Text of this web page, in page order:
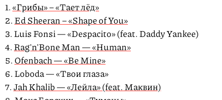
1.«Грибы» – «Тает лёд»
2.Ed Sheeran – «Shape of You»
3. Luis Fonsi — «Despacito» (feat. Daddy Yankee)
4.Rag'n'Bone Man — «Human»
5.Ofenbach — «Be Mine»
6. Loboda — «Твои глаза»
7.Jah Khalib — «Лейла» (feat. Маквин)